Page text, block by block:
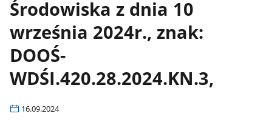
Środowiska z dnia 10
września 2024r., znak:
DOOŚ-
WDŚI.420.28.2024.KN.3,
16.09.2024